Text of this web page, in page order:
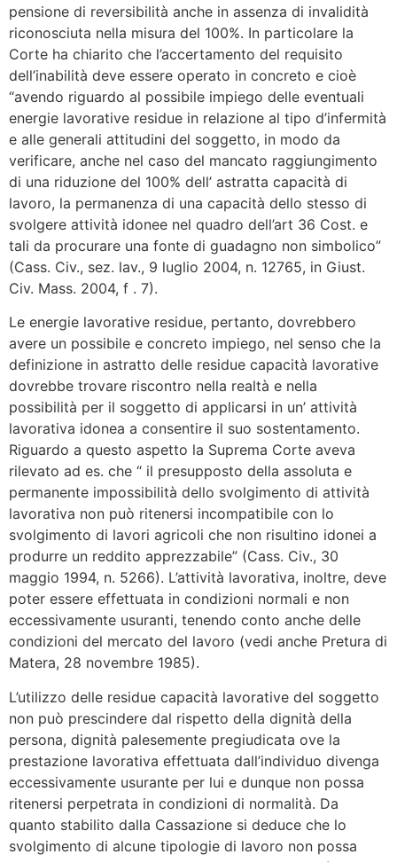
pensione di reversibilità anche in assenza di invalidità
riconosciuta nella misura del 100%. In particolare la
Corte ha chiarito che l’accertamento del requisito
dell’inabilità deve essere operato in concreto e cioè
“avendo riguardo al possibile impiego delle eventuali
energie lavorative residue in relazione al tipo d’infermità
e alle generali attitudini del soggetto, in modo da
verificare, anche nel caso del mancato raggiungimento
di una riduzione del 100% dell’ astratta capacità di
lavoro, la permanenza di una capacità dello stesso di
svolgere attività idonee nel quadro dell’art 36 Cost. e
tali da procurare una fonte di guadagno non simbolico”
(Cass. Civ., sez. lav., 9 luglio 2004, n. 12765, in Giust.
Civ. Mass. 2004, f . 7).
Le energie lavorative residue, pertanto, dovrebbero
avere un possibile e concreto impiego, nel senso che la
definizione in astratto delle residue capacità lavorative
dovrebbe trovare riscontro nella realtà e nella
possibilità per il soggetto di applicarsi in un’ attività
lavorativa idonea a consentire il suo sostentamento.
Riguardo a questo aspetto la Suprema Corte aveva
rilevato ad es. che “ il presupposto della assoluta e
permanente impossibilità dello svolgimento di attività
lavorativa non può ritenersi incompatibile con lo
svolgimento di lavori agricoli che non risultino idonei a
produrre un reddito apprezzabile” (Cass. Civ., 30
maggio 1994, n. 5266). L’attività lavorativa, inoltre, deve
poter essere effettuata in condizioni normali e non
eccessivamente usuranti, tenendo conto anche delle
condizioni del mercato del lavoro (vedi anche Pretura di
Matera, 28 novembre 1985).
L’utilizzo delle residue capacità lavorative del soggetto
non può prescindere dal rispetto della dignità della
persona, dignità palesemente pregiudicata ove la
prestazione lavorativa effettuata dall’individuo divenga
eccessivamente usurante per lui e dunque non possa
ritenersi perpetrata in condizioni di normalità. Da
quanto stabilito dalla Cassazione si deduce che lo
svolgimento di alcune tipologie di lavoro non possa